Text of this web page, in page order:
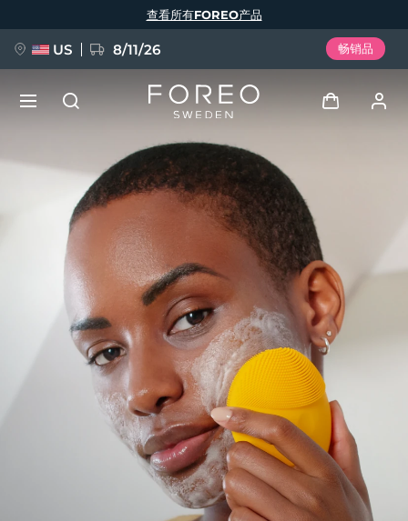
查看所有FOREO产品
US 8/11/26 畅销品
我的设备
我的订单
我的地址
我的订阅
新品
FAQ™ Pure Beauty-Tech Elixir
BREAKING NEWS
issa™ Teeth Whitening Set
FAQ™ Dual LED Panel
English Deutsch
Español
Français
Italiano
Português
Svenska
Русский
Türkçe
简体中文 繁體中文
预计送达日期8/11/26
预计送达日期 8/10/26